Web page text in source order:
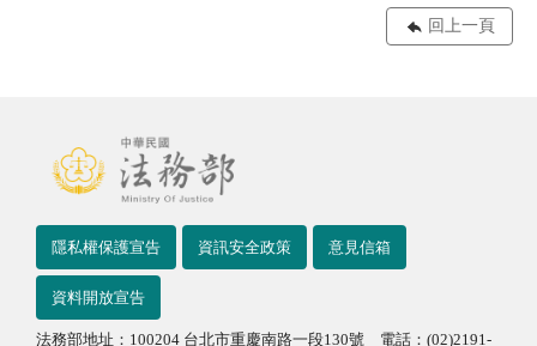
回上一頁
隱私權保護宣告 資訊安全政策 意見信箱
資料開放宣告
法務部地址：100204 台北市重慶南路一段130號 電話：(02)2191-